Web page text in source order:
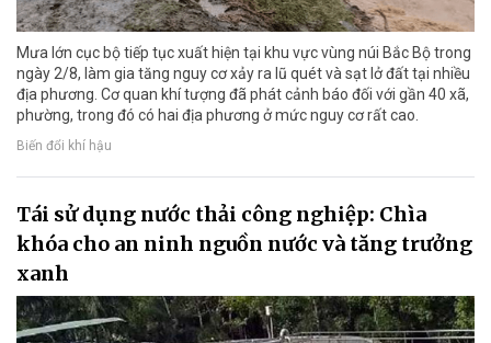
Mưa lớn cục bộ tiếp tục xuất hiện tại khu vực vùng núi Bắc Bộ trong
ngày 2/8, làm gia tăng nguy cơ xảy ra lũ quét và sạt lở đất tại nhiều
địa phương. Cơ quan khí tượng đã phát cảnh báo đối với gần 40 xã,
phường, trong đó có hai địa phương ở mức nguy cơ rất cao.
Biến đổi khí hậu
Tái sử dụng nước thải công nghiệp: Chìa
khóa cho an ninh nguồn nước và tăng trưởng
xanh